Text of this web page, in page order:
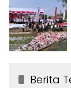
Berita